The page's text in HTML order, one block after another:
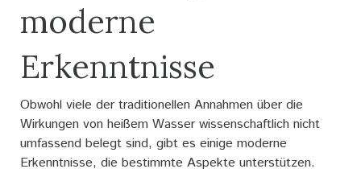
moderne
Erkenntnisse
Obwohl viele der traditionellen Annahmen über die
Wirkungen von heißem Wasser wissenschaftlich nicht
umfassend belegt sind, gibt es einige moderne
Erkenntnisse, die bestimmte Aspekte unterstützen.